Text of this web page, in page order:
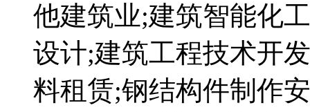
他建筑业;建筑智能化
设计;建筑工程技术开
料租赁;钢结构件制作